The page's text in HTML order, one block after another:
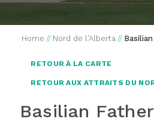
Home // Nord de l'Alberta //
RETOUR À LA CARTE
RETOUR AUX ATTRAITS DU
Basilian